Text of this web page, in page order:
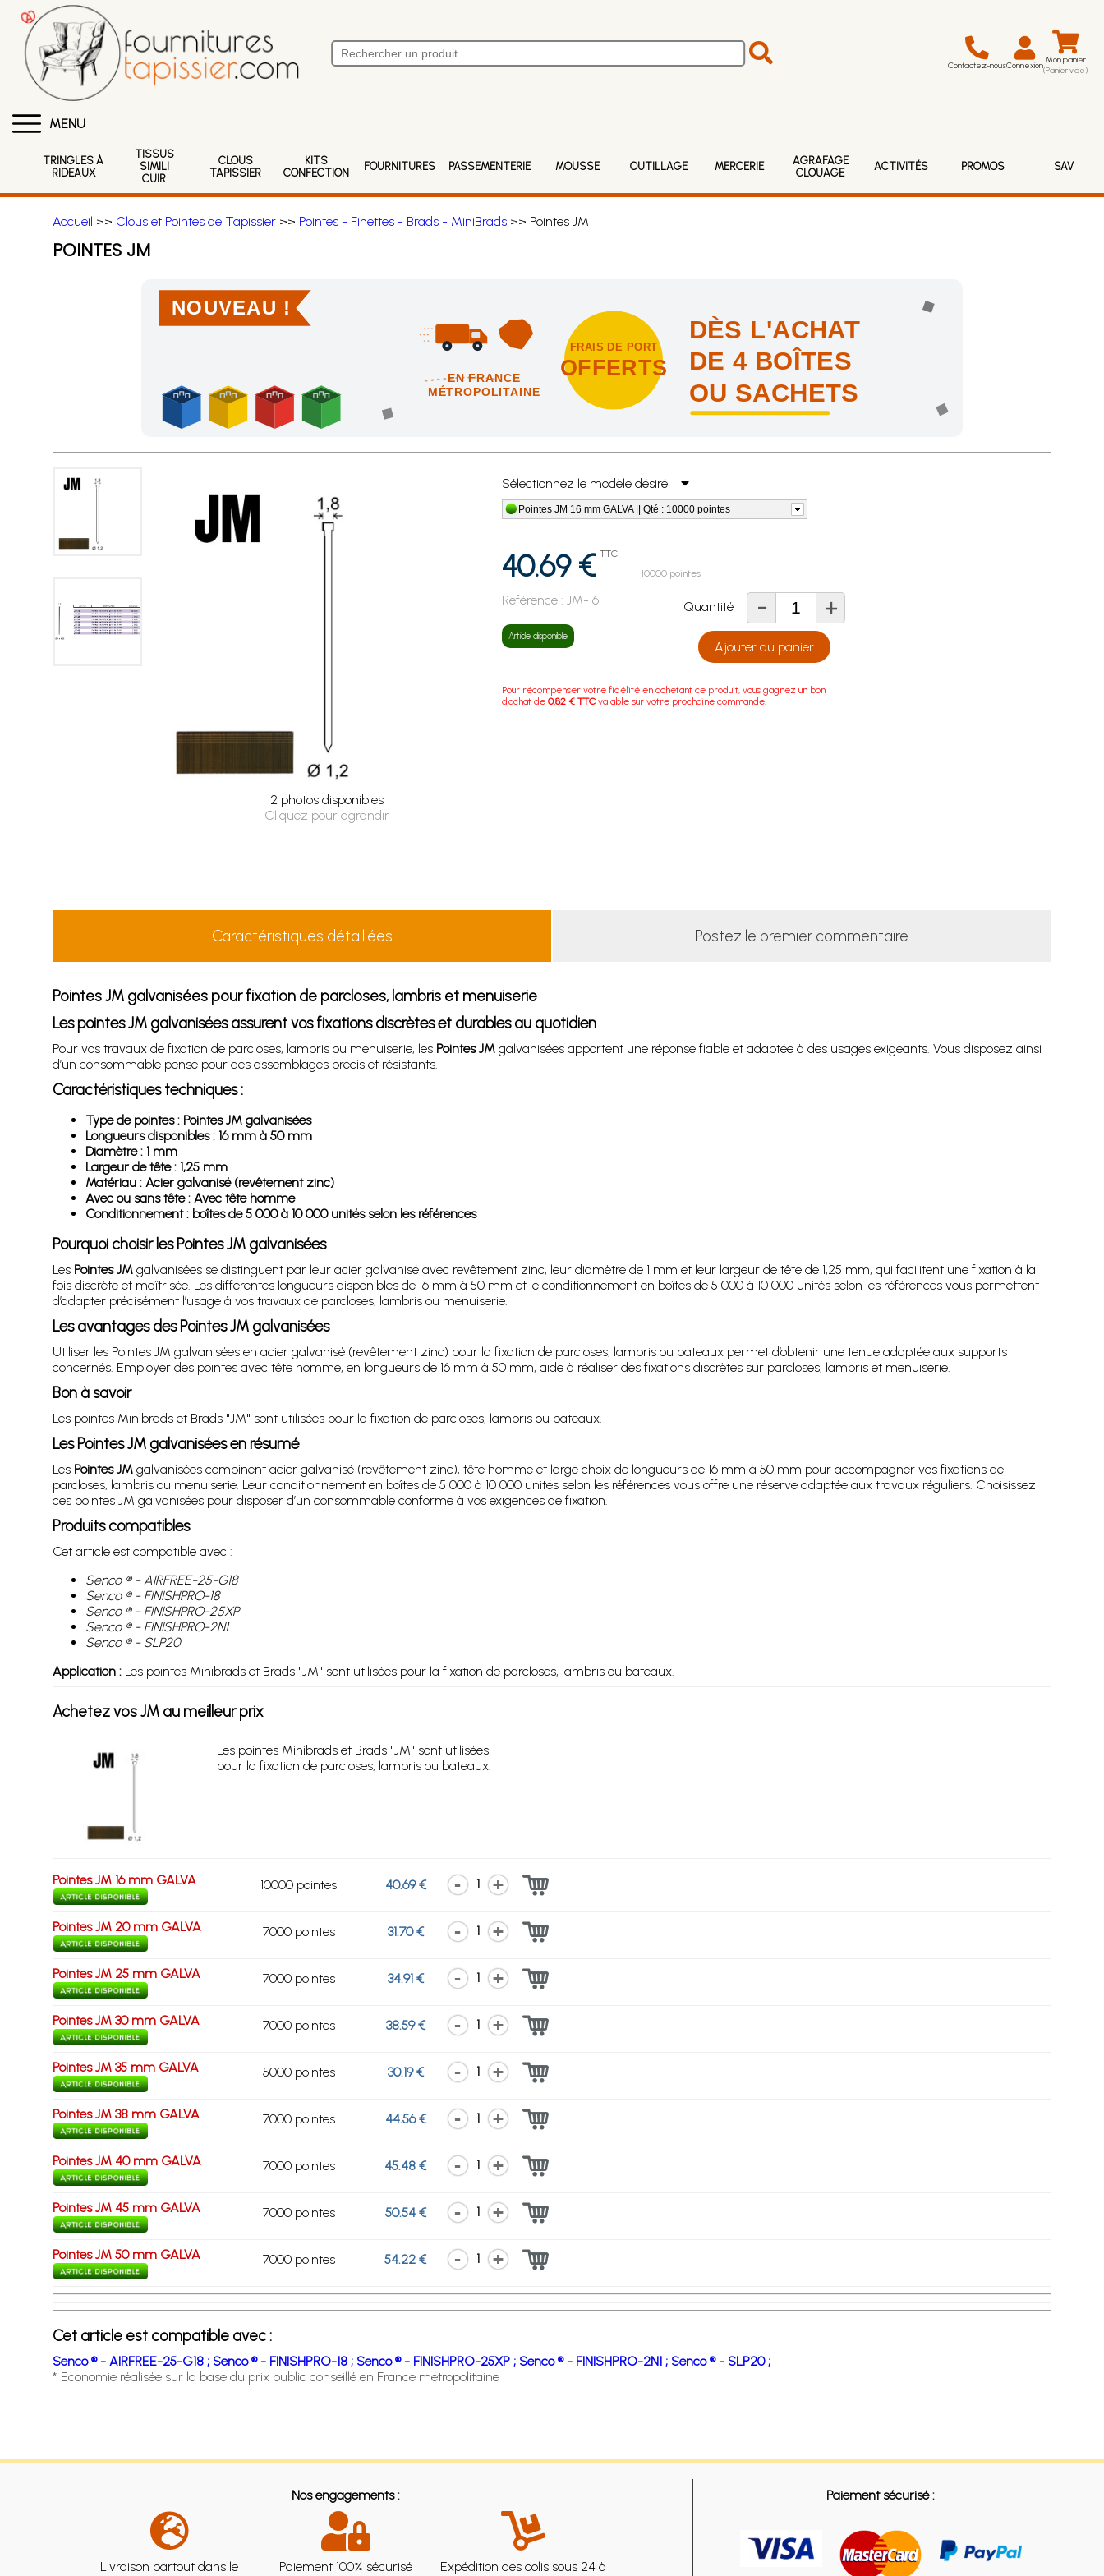
Contactez-nousConnexion Mon panier
(Panier vide)
MENU
TRINGLES À
RIDEAUX
TISSUS
SIMILI
CUIR
CLOUS
TAPISSIER
KITS
CONFECTION
FOURNITURES PASSEMENTERIE MOUSSE OUTILLAGE MERCERIE
AGRAFAGE
CLOUAGE
ACTIVITÉS PROMOS SAV
Accueil >> Clous et Pointes de Tapissier>> Pointes - Finettes - Brads - MiniBrads>> Pointes JM
POINTES JM
NOUVEAU !
EN FRANCE
MÉTROPOLITAINE
FRAIS DE PORT
OFFERTS
DÈS L'ACHAT
DE 4 BOÎTES
OU SACHETS
Achetez 4 sachets ou boîtes d'agrafes ou de pointes et nous vous offrons les frais de port en France métropolitaine !
2 photos disponibles
Cliquez pour agrandir
Sélectionnez le modèle désiré
Pointes JM 16 mm GALVA || Qté : 10000 pointes
40.69 € TTC
10000 pointes
Référence : JM-16
Article disponible
Quantité - +
Ajouter au panier
Pour récompenser votre fidélité en achetant ce produit, vous gagnez un bon
d'achat de0.82 € TTC valable sur votre prochaine commande.
Caractéristiques détaillées Postez le premier commentaire
Pointes JM galvanisées pour fixation de parcloses, lambris et menuiserie
Les pointes JM galvanisées assurent vos fixations discrètes et durables au quotidien
Pour vos travaux de fixation de parcloses, lambris ou menuiserie, les Pointes JMgalvanisées apportent une réponse fiable et adaptée à des usages exigeants. Vous disposez ainsi
d’un consommable pensé pour des assemblages précis et résistants.
Caractéristiques techniques :
Type de pointes : Pointes JM galvanisées
Longueurs disponibles : 16 mm à 50 mm
Diamètre : 1 mm
Largeur de tête : 1,25 mm
Matériau : Acier galvanisé (revêtement zinc)
Avec ou sans tête : Avec tête homme
Conditionnement : boîtes de 5 000 à 10 000 unités selon les références
Pourquoi choisir les Pointes JM galvanisées
Les Pointes JMgalvanisées se distinguent par leur acier galvanisé avec revêtement zinc, leur diamètre de 1 mm et leur largeur de tête de 1,25 mm, qui facilitent une fixation à la
fois discrète et maîtrisée. Les différentes longueurs disponibles de 16 mm à 50 mm et le conditionnement en boîtes de 5 000 à 10 000 unités selon les références vous permettent
d’adapter précisément l’usage à vos travaux de parcloses, lambris ou menuiserie.
Les avantages des Pointes JM galvanisées
Utiliser les Pointes JM galvanisées en acier galvanisé (revêtement zinc) pour la fixation de parcloses, lambris ou bateaux permet d’obtenir une tenue adaptée aux supports
concernés. Employer des pointes avec tête homme, en longueurs de 16 mm à 50 mm, aide à réaliser des fixations discrètes sur parcloses, lambris et menuiserie.
Bon à savoir
Les pointes Minibrads et Brads "JM" sont utilisées pour la fixation de parcloses, lambris ou bateaux.
Les Pointes JM galvanisées en résumé
Les Pointes JMgalvanisées combinent acier galvanisé (revêtement zinc), tête homme et large choix de longueurs de 16 mm à 50 mm pour accompagner vos fixations de
parcloses, lambris ou menuiserie. Leur conditionnement en boîtes de 5 000 à 10 000 unités selon les références vous offre une réserve adaptée aux travaux réguliers. Choisissez
ces pointes JM galvanisées pour disposer d’un consommable conforme à vos exigences de fixation.
Produits compatibles
Cet article est compatible avec :
Senco ® - AIRFREE-25-G18
Senco ® - FINISHPRO-18
Senco ® - FINISHPRO-25XP
Senco ® - FINISHPRO-2N1
Senco ® - SLP20
Application :Les pointes Minibrads et Brads "JM" sont utilisées pour la fixation de parcloses, lambris ou bateaux.
Achetez vos JM au meilleur prix
Les pointes Minibrads et Brads "JM" sont utilisées
pour la fixation de parcloses, lambris ou bateaux.
Pointes JM 16 mm GALVA 10000 pointes 40.69 € 1
Pointes JM 20 mm GALVA 7000 pointes 31.70 € 1
Pointes JM 25 mm GALVA 7000 pointes 34.91 € 1
Pointes JM 30 mm GALVA 7000 pointes 38.59 € 1
Pointes JM 35 mm GALVA 5000 pointes 30.19 € 1
Pointes JM 38 mm GALVA 7000 pointes 44.56 € 1
Pointes JM 40 mm GALVA 7000 pointes 45.48 € 1
Pointes JM 45 mm GALVA 7000 pointes 50.54 € 1
Pointes JM 50 mm GALVA 7000 pointes 54.22 € 1
Cet article est compatible avec :
Senco ® - AIRFREE-25-G18 ; Senco ® - FINISHPRO-18 ; Senco ® - FINISHPRO-25XP ; Senco ® - FINISHPRO-2N1 ; Senco ® - SLP20 ;
* Economie réalisée sur la base du prix public conseillé en France métropolitaine
Nos engagements :
Livraison partout dans le
Paiement 100% sécurisé
Expédition des colis sous 24 à
Paiement sécurisé :